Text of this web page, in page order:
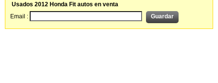
Usados 2012 Honda Fit autos en venta
Email :